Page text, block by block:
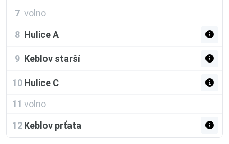
7 volno
8 Hulice A
9 Keblov starší
10 Hulice C
11 volno
12 Keblov prťata